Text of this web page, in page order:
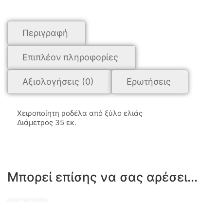
Περιγραφή
Επιπλέον πληροφορίες
Αξιολογήσεις (0) Ερωτήσεις
Χειροποίητη ροδέλα από ξύλο ελιάς
Διάμετρος 35 εκ.
Μπορεί επίσης να σας αρέσει…